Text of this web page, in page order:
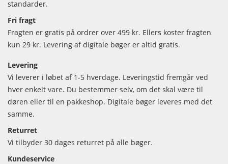
standarder.
Fri fragt
Fragten er gratis på ordrer over 499 kr. Ellers koster fragten
kun 29 kr. Levering af digitale bøger er altid gratis.
Levering
Vi leverer i løbet af 1-5 hverdage. Leveringstid fremgår ved
hver enkelt vare. Du bestemmer selv, om det skal være til
døren eller til en pakkeshop. Digitale bøger leveres med det
samme.
Returret
Vi tilbyder 30 dages returret på alle bøger.
Kundeservice